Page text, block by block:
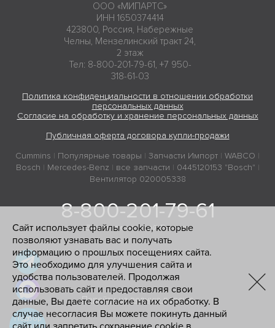
ООО «МИПАРТС»
ИНН 1650374414
423800, Россия, Набережные
Челны, Мензелинский тракт 24,
2 этаж
Тел: 8-800-201-79-61, +7 950-
318-61-03
Политика конфиденциальности в отношении обработки
персональных данных
Согласие на обработку и хранение персональных данных
Публичная оферта договора купли-продажи
Cummins | Популярные товары | Запчасти Импорт | WABCO |
Bosch | Mercedes-Benz | все запчасти | 0445120153 "Bosch" |
Вентилятор 020005338
8-800-201-79-61
Запчасти по всей России
Перейти на полную версию
Подбор
запчасти
Сайт использует файлы cookie, которые
позволяют узнавать вас и получать
информацию о прошлых посещениях сайта.
Это необходимо для улучшения сайта и
удобства пользователей. Продолжая
использовать сайт и предоставляя свои
данные, Вы даете согласие на их обработку. В
случае несогласия Вы можете покинуть данный